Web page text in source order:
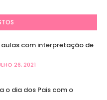
com interpretação de
26, 2021
o dia dos Pais com o